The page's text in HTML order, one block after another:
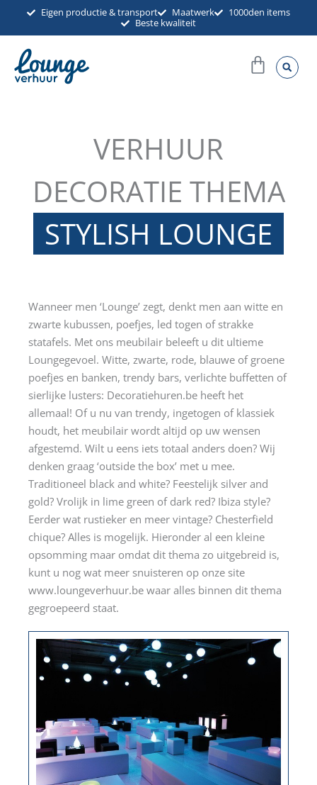
inhoud
Eigen productie & transport Maatwerk
1000den items
Beste kwaliteit
VERHUUR
DECORATIE THEMA
STYLISH LOUNGE
Wanneer men ‘Lounge’ zegt, denkt men aan witte en
zwarte kubussen, poefjes, led togen of strakke
statafels. Met ons meubilair beleeft u dit ultieme
Loungegevoel. Witte, zwarte, rode, blauwe of groene
poefjes en banken, trendy bars, verlichte buffetten of
sierlijke lusters: Decoratiehuren.be heeft het
allemaal! Of u nu van trendy, ingetogen of klassiek
houdt, het meubilair wordt altijd op uw wensen
afgestemd. Wilt u eens iets totaal anders doen? Wij
denken graag ‘outside the box’ met u mee.
Traditioneel black and white? Feestelijk silver and
gold? Vrolijk in lime green of dark red? Ibiza style?
Eerder wat rustieker en meer vintage? Chesterfield
chique? Alles is mogelijk. Hieronder al een kleine
opsomming maar omdat dit thema zo uitgebreid is,
kunt u nog wat meer snuisteren op onze site
www.loungeverhuur.be waar alles binnen dit thema
gegroepeerd staat.